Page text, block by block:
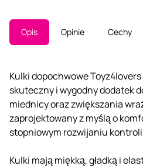
Opis Opinie Cechy
Kulki dopochwowe
skuteczny i wygodny dodatek
miednicy oraz zwiększania
zaprojektowany z myślą o
stopniowym rozwijaniu
Kulki mają miękką, gładką i